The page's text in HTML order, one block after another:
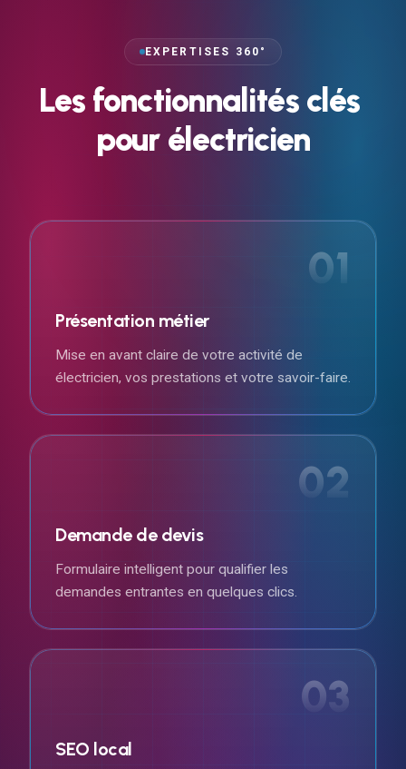
EXPERTISES 360°
Les fonctionnalités clés
pour électricien
01
Présentation métier
Mise en avant claire de votre activité de
électricien, vos prestations et votre savoir-faire.
02
Demande de devis
Formulaire intelligent pour qualifier les
demandes entrantes en quelques clics.
03
SEO local